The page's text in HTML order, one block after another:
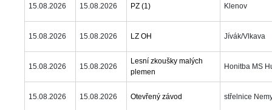
15.08.2026 15.08.2026 PZ (1) Klenov
15.08.2026 15.08.2026 LZ OH Jívák/Vlkava
15.08.2026 15.08.2026
Lesní zkoušky malých
plemen
Honitba MS
15.08.2026 15.08.2026 Otevřený závod třelnice